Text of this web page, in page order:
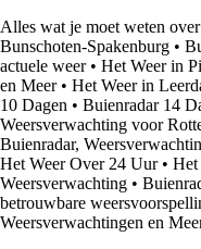
Alles wat je moet weten
Bunschoten-Spakenburg •
actuele weer• Het Weer in
en Meer• Het Weer in
10 Dagen • Buienradar 14
Weersverwachting voor
Buienradar,
Het Weer Over 24 Uur• Het
Weersverwachting •
betrouwbare
Weersverwachtingen en